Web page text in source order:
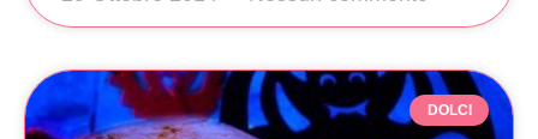
DOLCI